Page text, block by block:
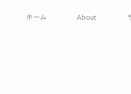
ホーム About